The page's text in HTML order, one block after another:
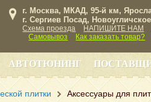
г. Москва, МКАД, 95-й км,
г. Сергиев Посад,
Схема проезда НАПИШИТЕ НАМ
Самовывоз
Как заказать товар?
АВТОТЮНИНГ
плитки Аксессуары для